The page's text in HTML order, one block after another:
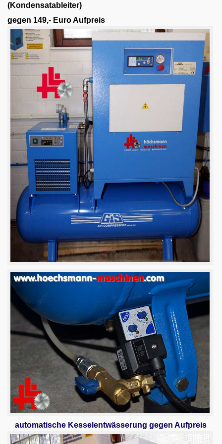
(Kondensatableiter)
gegen 149,- Euro Aufpreis
automatische Kesselentwässerung gegen Aufpreis